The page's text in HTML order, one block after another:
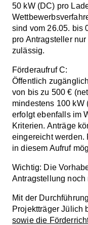
50 kW (DC) pro
sind vom 26.05. bis
pro Antragsteller
zulässig.
Förderaufruf C:
Öffentlich
von bis zu 500 €
mindestens 100 kW
erfolgt ebenfalls im
Kriterien. Anträge
eingereicht werden.
in diesem Aufruf
Wichtig: Die
Antragstellung
Mit der
Projektträger Jülich
sowie die